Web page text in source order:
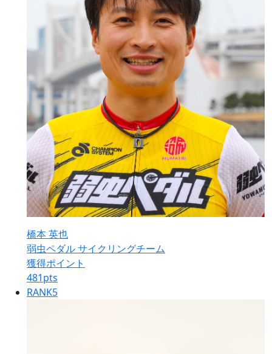
橋本 英也
弱虫ペダル サイクリングチーム
獲得ポイント
481pts
RANK5